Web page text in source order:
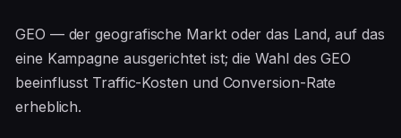
GEO — der geografische Markt oder das Land, auf das
eine Kampagne ausgerichtet ist; die Wahl des GEO
beeinflusst Traffic-Kosten und Conversion-Rate
erheblich.